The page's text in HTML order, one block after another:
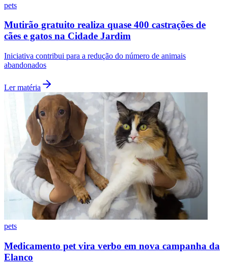
Fluminense
pets
Mutirão gratuito realiza quase 400 castrações de
cães e gatos na Cidade Jardim
Iniciativa contribui para a redução do número de animais
abandonados
Ler matéria
pets
Medicamento pet vira verbo em nova campanha da
Elanco